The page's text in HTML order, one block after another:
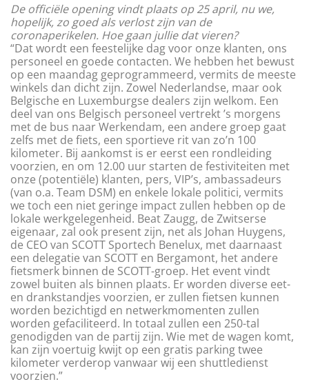
De officiële opening vindt plaats op 25 april, nu we,
hopelijk, zo goed als verlost zijn van de
coronaperikelen. Hoe gaan jullie dat vieren?
“Dat wordt een feestelijke dag voor onze klanten, ons
personeel en goede contacten. We hebben het bewust
op een maandag geprogrammeerd, vermits de meeste
winkels dan dicht zijn. Zowel Nederlandse, maar ook
Belgische en Luxemburgse dealers zijn welkom. Een
deel van ons Belgisch personeel vertrekt ’s morgens
met de bus naar Werkendam, een andere groep gaat
zelfs met de fiets, een sportieve rit van zo’n 100
kilometer. Bij aankomst is er eerst een rondleiding
voorzien, en om 12.00 uur starten de festiviteiten met
onze (potentiële) klanten, pers, VIP’s, ambassadeurs
(van o.a. Team DSM) en enkele lokale politici, vermits
we toch een niet geringe impact zullen hebben op de
lokale werkgelegenheid. Beat Zaugg, de Zwitserse
eigenaar, zal ook present zijn, net als Johan Huygens,
de CEO van SCOTT Sportech Benelux, met daarnaast
een delegatie van SCOTT en Bergamont, het andere
fietsmerk binnen de SCOTT-groep. Het event vindt
zowel buiten als binnen plaats. Er worden diverse eet-
en drankstandjes voorzien, er zullen fietsen kunnen
worden bezichtigd en netwerkmomenten zullen
worden gefaciliteerd. In totaal zullen een 250-tal
genodigden van de partij zijn. Wie met de wagen komt,
kan zijn voertuig kwijt op een gratis parking twee
kilometer verderop vanwaar wij een shuttledienst
voorzien.”